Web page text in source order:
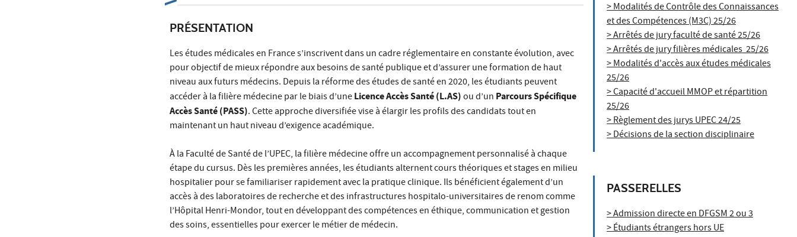
PRÉSENTATION
Les études médicales en France s’inscrivent dans un cadre réglementaire en constante évolution, avec
pour objectif de mieux répondre aux besoins de santé publique et d’assurer une formation de haut
niveau aux futurs médecins. Depuis la réforme des études de santé en 2020, les étudiants peuvent
accéder à la filière médecine par le biais d’uneLicence Accès Santé (L.AS)ou d’un Parcours Spécifique
Accès Santé (PASS). Cette approche diversifiée vise à élargir les profils des candidats tout en
maintenant un haut niveau d’exigence académique.
À la Faculté de Santé de l’UPEC, la filière médecine offre un accompagnement personnalisé à chaque
étape du cursus. Dès les premières années, les étudiants alternent cours théoriques et stages en milieu
hospitalier pour se familiariser rapidement avec la pratique clinique. Ils bénéficient également d’un
accès à des laboratoires de recherche et des infrastructures hospitalo-universitaires de renom comme
l’Hôpital Henri-Mondor, tout en développant des compétences en éthique, communication et gestion
des soins, essentielles pour exercer le métier de médecin.
> Modalités de Contrôle des Connaissances
et des Compétences (M3C) 25/26
> Arrêtés de jury faculté de santé 25/26
> Arrêtés de jury filières médicales 25/26
> Modalités d'accès aux études médicales
25/26
> Capacité d'accueil MMOP et répartition
25/26
> Règlement des jurys UPEC 24/25
> Décisions de la section disciplinaire
PASSERELLES
> Admission directe en DFGSM 2 ou 3
> Étudiants étrangers hors UE